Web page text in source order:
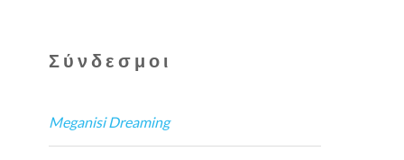
Σύνδεσμοι
Meganisi Dreaming